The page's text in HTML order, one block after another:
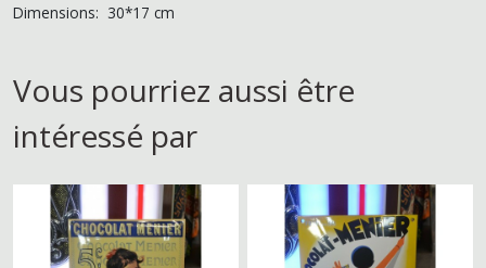
Dimensions: 30*17 cm
Vous pourriez aussi être
intéressé par